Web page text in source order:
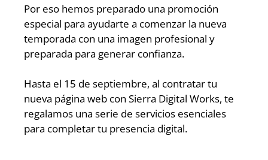
Por eso hemos preparado una promoción
especial para ayudarte a comenzar la nueva
temporada con una imagen profesional y
preparada para generar confianza.
Hasta el 15 de septiembre, al contratar tu
nueva página web con Sierra Digital Works, te
regalamos una serie de servicios esenciales
para completar tu presencia digital.